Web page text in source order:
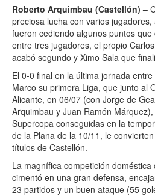
Roberto Arquimbau (Castellón) –
preciosa lucha con varios
fueron cediendo algunos puntos
entre tres jugadores, el propio
acabó segundo y Ximo Sala que
El 0-0 final en la última jornada
Marco su primera Liga, que junto al
Alicante, en 06/07 (con Jorge de
Arquimbau y Juan Ramón
Supercopa conseguidas en la
de la Plana de la 10/11, le
títulos de Castellón.
La magnífica competición
cimentó en una gran defensa,
23 partidos y un buen ataque (55